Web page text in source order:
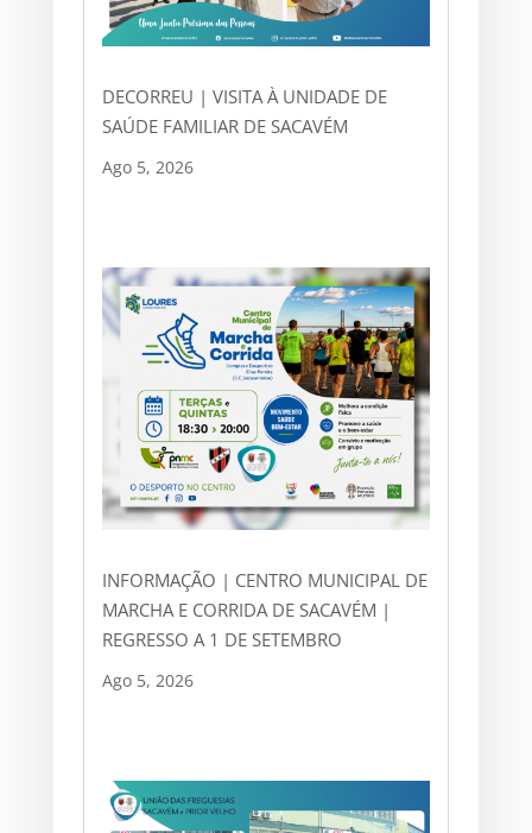
DECORREU | VISITA À UNIDADE DE
SAÚDE FAMILIAR DE SACAVÉM
Ago 5, 2026
INFORMAÇÃO | CENTRO MUNICIPAL DE
MARCHA E CORRIDA DE SACAVÉM |
REGRESSO A 1 DE SETEMBRO
Ago 5, 2026